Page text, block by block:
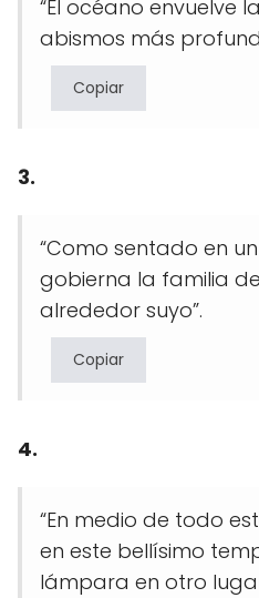
“El océano envuelve
abismos más
Copiar
3.
“Como sentado en
gobierna la familia
alrededor suyo”.
Copiar
4.
“En medio de todo
en este bellísimo
lámpara en otro